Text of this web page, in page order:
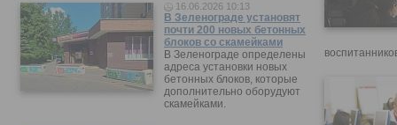
16.06.2026 10:13
В Зеленограде установят
почти 200 новых бетонных
блоков со скамейками
В Зеленограде определены
адреса установки новых
бетонных блоков, которые
дополнительно оборудуют
скамейками.